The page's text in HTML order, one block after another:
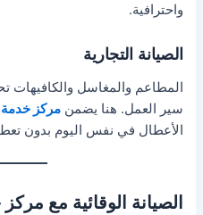
واحترافية.
الصيانة التجارية
المطاعم والمغاسل والكافيهات
سير العمل. هنا يضمنمركز خدمة
الأعطال في نفس اليوم بدون
الصيانة الوقائية مع